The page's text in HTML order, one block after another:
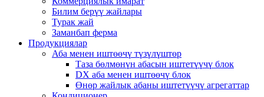
Билим берүү жайлары
Турак жай
Заманбап ферма
Продукциялар
Аба менен иштөөчү түзүлүштөр
Таза бөлмөнүн абасын иштетүүчү блок
DX аба менен иштөөчү блок
Өнөр жайлык абаны иштетүүчү агрегаттар